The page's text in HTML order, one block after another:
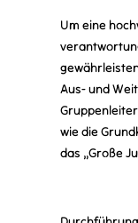
Um eine
Aus- und
wie die
das „Große